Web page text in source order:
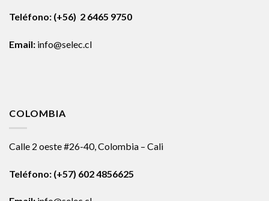
Teléfono: (+56) 2 6465 9750
Email: info@selec.cl
COLOMBIA
Calle 2 oeste #26-40, Colombia – Cali
Teléfono: (+57) 602 4856625